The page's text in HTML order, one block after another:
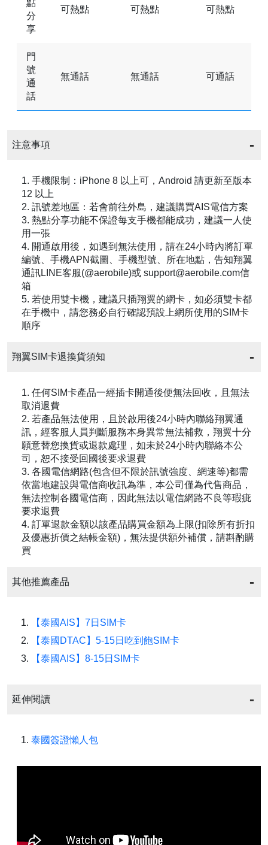
點
分
享
可熱點 可熱點 可熱點
門
號
通
話
無通話 無通話 可通話
注意事項
1. 手機限制：iPhone 8 以上可，Android 請更新至版本
12 以上
2. 訊號差地區：若會前往外島，建議購買AIS電信方案
3. 熱點分享功能不保證每支手機都能成功，建議一人使
用一張
4. 開通啟用後，如遇到無法使用，請在24小時內將訂單
編號、手機APN截圖、手機型號、所在地點，告知翔翼
通訊LINE客服(@aerobile)或 support@aerobile.com信
箱
5. 若使用雙卡機，建議只插翔翼的網卡，如必須雙卡都
在手機中，請您務必自行確認預設上網所使用的SIM卡
順序
翔翼SIM卡退換貨須知
1. 任何SIM卡產品一經插卡開通後便無法回收，且無法
取消退費
2. 若產品無法使用，且於啟用後24小時內聯絡翔翼通
訊，經客服人員判斷服務本身異常無法補救，翔翼十分
願意替您換貨或退款處理，如未於24小時內聯絡本公
司，恕不接受回國後要求退費
3. 各國電信網路(包含但不限於訊號強度、網速等)都需
依當地建設與電信商收訊為準，本公司僅為代售商品，
無法控制各國電信商，因此無法以電信網路不良等瑕疵
要求退費
4. 訂單退款金額以該產品購買金額為上限(扣除所有折扣
及優惠折價之結帳金額)，無法提供額外補償，請斟酌購
買
其他推薦產品
【泰國AIS】7日SIM卡
【泰國DTAC】5-15日吃到飽SIM卡
【泰國AIS】8-15日SIM卡
延伸閱讀
泰國簽證懶人包